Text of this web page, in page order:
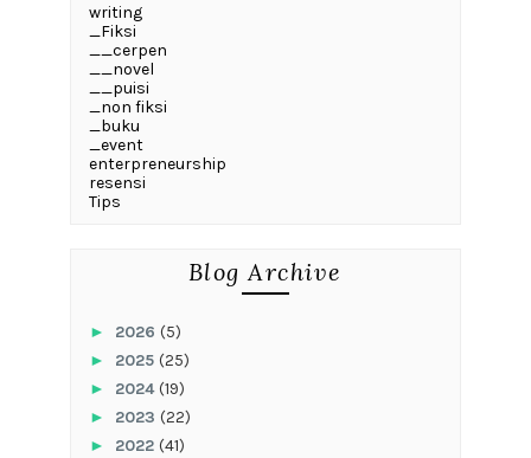
writing
_Fiksi
__cerpen
__novel
__puisi
_non fiksi
_buku
_event
enterpreneurship
resensi
Tips
Blog Archive
► 2026 (5)
► 2025 (25)
► 2024(19)
► 2023 (22)
► 2022 (41)